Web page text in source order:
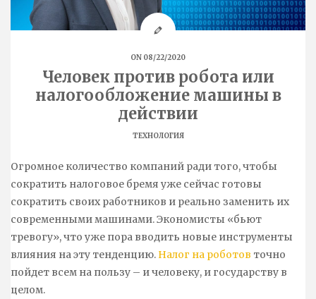
ON 08/22/2020
Человек против робота или
налогообложение машины в
действии
ТЕХНОЛОГИЯ
Огромное количество компаний ради того, чтобы
сократить налоговое бремя уже сейчас готовы
сократить своих работников и реально заменить их
современными машинами. Экономисты «бьют
тревогу», что уже пора вводить новые инструменты
влияния на эту тенденцию. Налог на роботов точно
пойдет всем на пользу – и человеку, и государству в
целом.